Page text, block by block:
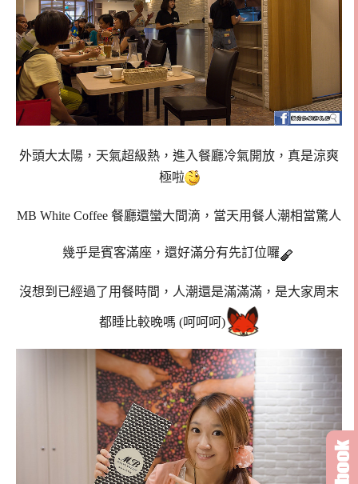
外頭大太陽，天氣超級熱，進入餐廳冷氣開放，真是涼爽
極啦
MB White Coffee 餐廳還蠻大間滴，當天用餐人潮相當驚人
幾乎是賓客滿座，還好滿分有先訂位囉
沒想到已經過了用餐時間，人潮還是滿滿滿，是大家周末
都睡比較晚嗎 (呵呵呵)